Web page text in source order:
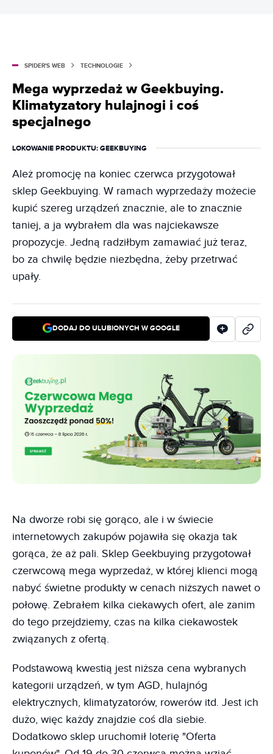
SPIDER'S WEB TECHNOLOGIE
Mega wyprzedaż w Geekbuying.
Klimatyzatory hulajnogi i coś
specjalnego
LOKOWANIE PRODUKTU: GEEKBUYING
Ależ promocję na koniec czerwca przygotował
sklep Geekbuying. W ramach wyprzedaży możecie
kupić szereg urządzeń znacznie, ale to znacznie
taniej, a ja wybrałem dla was najciekawsze
propozycje. Jedną radziłbym zamawiać już teraz,
bo za chwilę będzie niezbędna, żeby przetrwać
upały.
DODAJ DO ULUBIONYCH W GOOGLE
Na dworze robi się gorąco, ale i w świecie
internetowych zakupów pojawiła się okazja tak
gorąca, że aż pali. Sklep Geekbuying przygotował
czerwcową mega wyprzedaż, w której klienci mogą
nabyć świetne produkty w cenach niższych nawet o
połowę. Zebrałem kilka ciekawych ofert, ale zanim
do tego przejdziemy, czas na kilka ciekawostek
związanych z ofertą.
Podstawową kwestią jest niższa cena wybranych
kategorii urządzeń, w tym AGD, hulajnóg
elektrycznych, klimatyzatorów, rowerów itd. Jest ich
dużo, więc każdy znajdzie coś dla siebie.
Dodatkowo sklep uruchomił loterię "Oferta